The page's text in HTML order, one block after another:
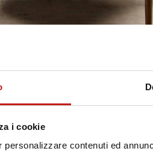
i cookie
personalizzare contenuti ed